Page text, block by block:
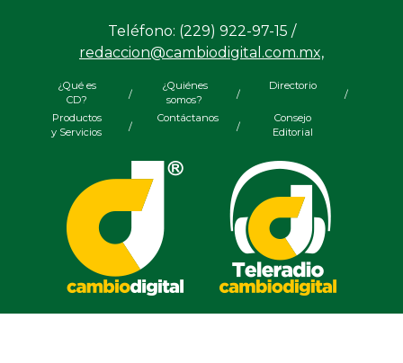
Teléfono: (229) 922-97-15 /
redaccion@cambiodigital.com.mx,
¿Qué es
CD?
/
¿Quiénes
somos?
/
Directorio
/
Productos
y Servicios
/
Contáctanos
/
Consejo
Editorial